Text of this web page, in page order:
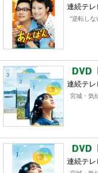
連続テレ
“逆転しな
連続テレ
宮城・気
連続テレ